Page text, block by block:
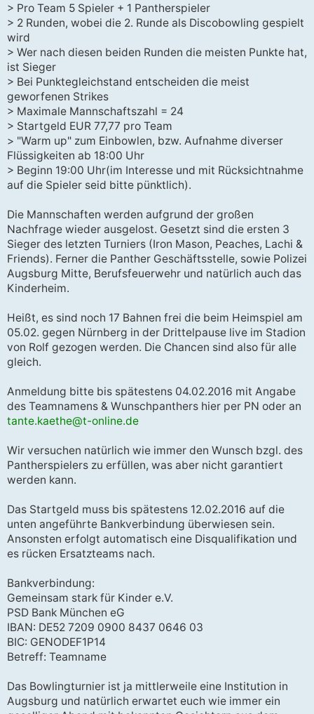
> Pro Team 5 Spieler + 1 Pantherspieler
> 2 Runden, wobei die 2. Runde als Discobowling gespielt
wird
> Wer nach diesen beiden Runden die meisten Punkte hat,
ist Sieger
> Bei Punktegleichstand entscheiden die meist
geworfenen Strikes
> Maximale Mannschaftszahl = 24
> Startgeld EUR 77,77 pro Team
> "Warm up" zum Einbowlen, bzw. Aufnahme diverser
Flüssigkeiten ab 18:00 Uhr
> Beginn 19:00 Uhr(im Interesse und mit Rücksichtnahme
auf die Spieler seid bitte pünktlich).
Die Mannschaften werden aufgrund der großen
Nachfrage wieder ausgelost. Gesetzt sind die ersten 3
Sieger des letzten Turniers (Iron Mason, Peaches, Lachi &
Friends). Ferner die Panther Geschäftsstelle, sowie Polizei
Augsburg Mitte, Berufsfeuerwehr und natürlich auch das
Kinderheim.
Heißt, es sind noch 17 Bahnen frei die beim Heimspiel am
05.02. gegen Nürnberg in der Drittelpause live im Stadion
von Rolf gezogen werden. Die Chancen sind also für alle
gleich.
Anmeldung bitte bis spätestens 04.02.2016 mit Angabe
des Teamnamens & Wunschpanthers hier per PN oder an
tante.kaethe@t-online.de
Wir versuchen natürlich wie immer den Wunsch bzgl. des
Pantherspielers zu erfüllen, was aber nicht garantiert
werden kann.
Das Startgeld muss bis spätestens 12.02.2016 auf die
unten angeführte Bankverbindung überwiesen sein.
Ansonsten erfolgt automatisch eine Disqualifikation und
es rücken Ersatzteams nach.
Bankverbindung:
Gemeinsam stark für Kinder e.V.
PSD Bank München eG
IBAN: DE52 7209 0900 8437 0646 03
BIC: GENODEF1P14
Betreff: Teamname
Das Bowlingturnier ist ja mittlerweile eine Institution in
Augsburg und natürlich erwartet euch wie immer ein